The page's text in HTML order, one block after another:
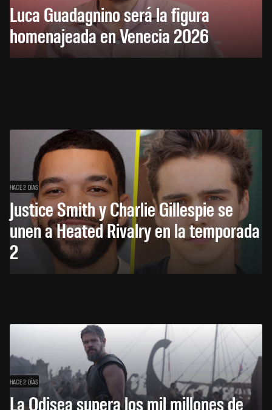
Luca Guadagnino será la figura
homenajeada en Venecia 2026
HACE 2 DÍAS
Justice Smith y Charlie Gillespie se
unen a Heated Rivalry en la temporada
2
HACE 2 DÍAS
La Odisea supera los mil millones de